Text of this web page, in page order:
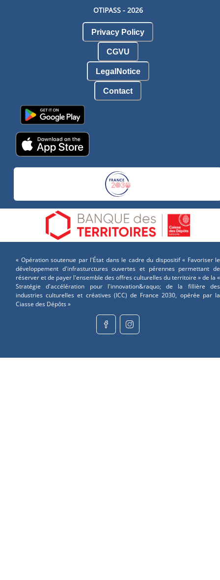
OTIPASS - 2026
Privacy Policy
CGVU
LegalNotice
Contact
« Opération soutenue par l'État dans le cadre du dispositif « Favoriser le
développement d'infrasturctures ouvertes et pérennes permettant de
réserver et de payer l'ensemble des offres culturelles du territoire » de la «
Stratégie d'accélération pour l'innovation&raquo; de la fillière des
industries culturelles et créatives (ICC) de France 2030, opérée par la
Ciasse des Dépôts »